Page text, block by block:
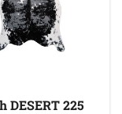
Teppich DESERT 225